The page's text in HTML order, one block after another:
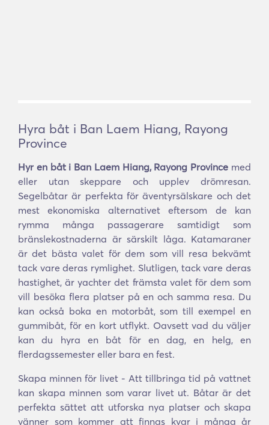
Hyra båt i Ban Laem Hiang, Rayong
Province
Hyr en båt i Ban Laem Hiang, Rayong Province med
eller utan skeppare och upplev drömresan.
Segelbåtar är perfekta för äventyrsälskare och det
mest ekonomiska alternativet eftersom de kan
rymma många passagerare samtidigt som
bränslekostnaderna är särskilt låga. Katamaraner
är det bästa valet för dem som vill resa bekvämt
tack vare deras rymlighet. Slutligen, tack vare deras
hastighet, är yachter det främsta valet för dem som
vill besöka flera platser på en och samma resa. Du
kan också boka en motorbåt, som till exempel en
gummibåt, för en kort utflykt. Oavsett vad du väljer
kan du hyra en båt för en dag, en helg, en
flerdagssemester eller bara en fest.
Skapa minnen för livet - Att tillbringa tid på vattnet
kan skapa minnen som varar livet ut. Båtar är det
perfekta sättet att utforska nya platser och skapa
vänner som kommer att finnas kvar i många år